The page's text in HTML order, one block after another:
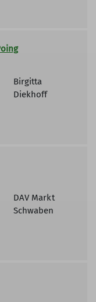
Birgitta
Diekhoff
DAV Markt
Schwaben